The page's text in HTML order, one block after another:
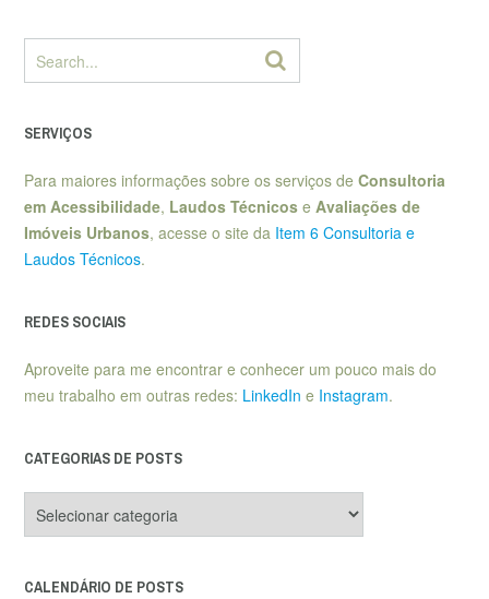
SERVIÇOS
Para maiores informações sobre os serviços de Consultoria
em Acessibilidade, Laudos Técnicos e Avaliações de
Imóveis Urbanos, acesse o site da Item 6 Consultoria e
Laudos Técnicos.
REDES SOCIAIS
Aproveite para me encontrar e conhecer um pouco mais do
meu trabalho em outras redes: LinkedIn e Instagram.
CATEGORIAS DE POSTS
de
CALENDÁRIO DE POSTS